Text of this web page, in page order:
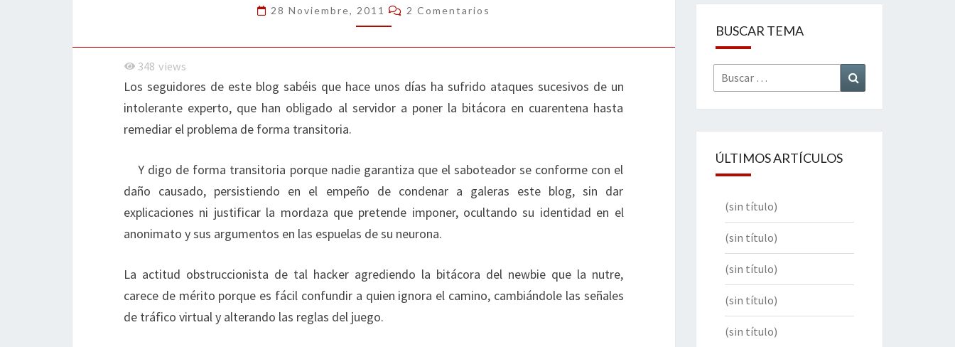
28 Noviembre, 2011 Comentarios
2 Comentarios
348 views
Los seguidores de este blog sabéis que hace unos días ha sufrido ataques sucesivos de un
intolerante experto, que han obligado al servidor a poner la bitácora en cuarentena hasta
remediar el problema de forma transitoria.
Y digo de forma transitoria porque nadie garantiza que el saboteador se conforme con el
daño causado, persistiendo en el empeño de condenar a galeras este blog, sin dar
explicaciones ni justificar la mordaza que pretende imponer, ocultando su identidad en el
anonimato y sus argumentos en las espuelas de su neurona.
La actitud obstruccionista de tal hacker agrediendo la bitácora del newbie que la nutre,
carece de mérito porque es fácil confundir a quien ignora el camino, cambiándole las señales
de tráfico virtual y alterando las reglas del juego.
BUSCAR TEMA
Buscar
por:
ÚLTIMOS ARTÍCULOS
(sin título)
(sin título)
(sin título)
(sin título)
(sin título)